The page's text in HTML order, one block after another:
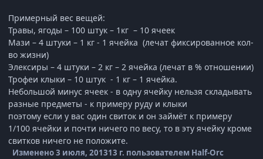
Примерный вес вещей:
Травы, ягоды – 100 штук – 1кг – 10 ячеек
Мази – 4 штуки – 1 кг - 1 ячейка (лечат фиксированное кол-
во жизни)
Элексиры – 4 штуки – 2 кг – 2 ячейка (лечат в % отношении)
Трофеи клыки – 10 штук - 1 кг – 1 ячейка.
Небольшой минус ячеек - в одну ячейку нельзя складывать
разные предметы - к примеру руду и клыки
поэтому если у вас один свиток и он займёт к примеру
1/100 ячейки и почти ничего по весу, то в эту ячейку кроме
свитков ничего не положите.
Изменено3 июля, 201313 г. пользователем Half-Orc